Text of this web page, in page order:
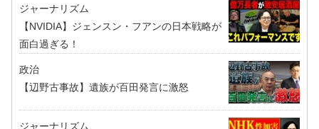
ジャーナリズム
【NVIDIA】ジェンスン・フアンの日本戦略が
面白過ぎる！
政治
【辺野古事故】遺族が百田発言に激怒
ジャーナリズム